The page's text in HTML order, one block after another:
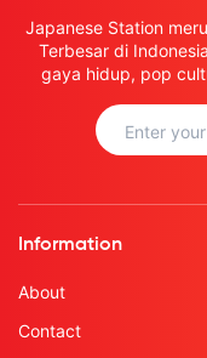
Japanese Station
Terbesar di
gaya hidup, pop
Information
About
Contact